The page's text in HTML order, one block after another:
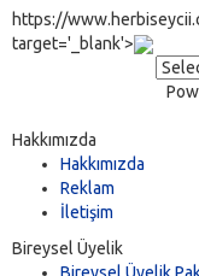
https://
target='_blank'>
Hakkımızda
Hakkımızda
Reklam
İletişim
Bireysel Üyelik